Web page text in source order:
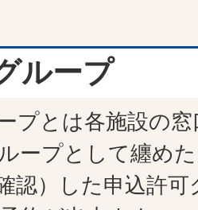
ループ
プとは各施設の
ープとして纏め
認）した申込許